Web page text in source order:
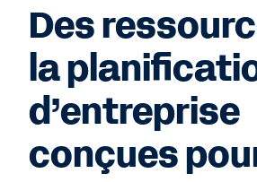
Des
la
d’entreprise
conçues